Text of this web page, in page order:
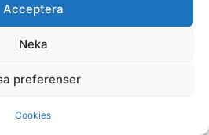
Acceptera
Neka
preferenser
Cookies
privatlånet behöver